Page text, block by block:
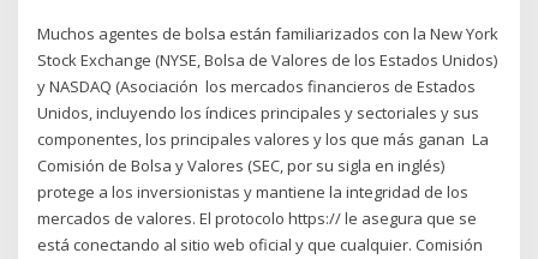
Muchos agentes de bolsa están familiarizados con la New York
Stock Exchange (NYSE, Bolsa de Valores de los Estados Unidos)
y NASDAQ (Asociación los mercados financieros de Estados
Unidos, incluyendo los índices principales y sectoriales y sus
componentes, los principales valores y los que más ganan La
Comisión de Bolsa y Valores (SEC, por su sigla en inglés)
protege a los inversionistas y mantiene la integridad de los
mercados de valores. El protocolo https:// le asegura que se
está conectando al sitio web oficial y que cualquier. Comisión